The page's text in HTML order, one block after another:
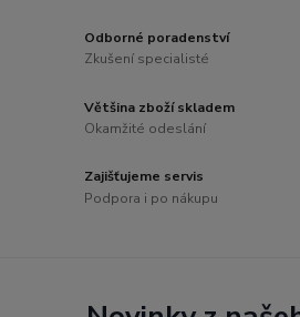
Odborné poradenství
Zkušení specialisté
Většina zboží skladem
Okamžité odeslání
Zajišťujeme servis
Podpora i po nákupu